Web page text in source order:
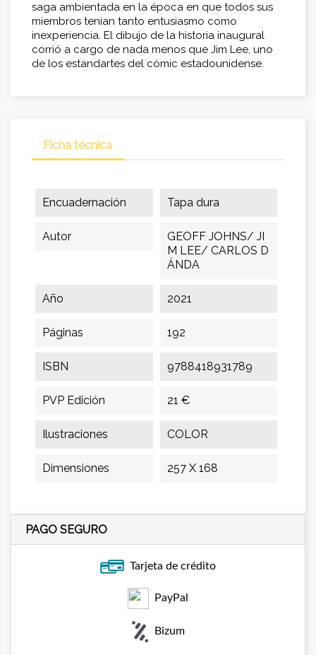
saga ambientada en la época en que todos sus
miembros tenían tanto entusiasmo como
inexperiencia. El dibujo de la historia inaugural
corrió a cargo de nada menos que Jim Lee, uno
de los estandartes del cómic estadounidense.
Ficha técnica
Encuadernación Tapa dura
Autor
GEOFF JOHNS/ JI
M LEE/ CARLOS D
ÁNDA
Año 2021
Páginas 192
ISBN 9788418931789
PVP Edición 21 €
Ilustraciones COLOR
Dimensiones 257 X 168
PAGO SEGURO
Tarjeta de crédito
PayPal
Bizum